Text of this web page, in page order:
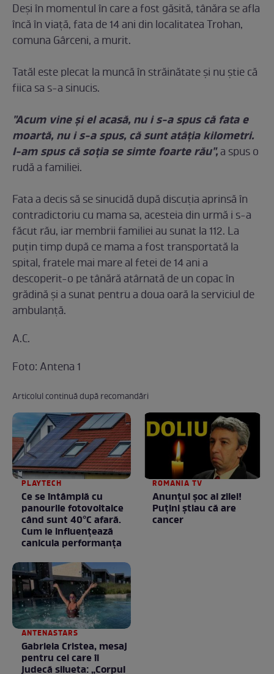
Deşi în momentul în care a fost găsită, tânăra se afla
încă în viaţă, fata de 14 ani din localitatea Trohan,
comuna Gârceni, a murit.
Tatăl este plecat la muncă în străinătate şi nu ştie că
fiica sa s-a sinucis.
"Acum vine şi el acasă, nu i s-a spus că fata e
moartă, nu i s-a spus, că sunt atâţia kilometri.
I-am spus că soţia se simte foarte rău",a spus o
rudă a familiei.
Fata a decis să se sinucidă după discuţia aprinsă în
contradictoriu cu mama sa, acesteia din urmă i s-a
făcut rău, iar membrii familiei au sunat la 112. La
puţin timp după ce mama a fost transportată la
spital, fratele mai mare al fetei de 14 ani a
descoperit-o pe tânără atârnată de un copac în
grădină şi a sunat pentru a doua oară la serviciul de
ambulanţă.
A.C.
Foto: Antena 1
Articolul continuă după recomandări
PLAYTECH
Ce se întâmplă cu
panourile fotovoltaice
când sunt 40°C afară.
Cum le influențează
canicula performanța
ROMANIA TV
Anunţul şoc al zilei!
Puţini ştiau că are
cancer
ANTENASTARS
Gabriela Cristea, mesaj
pentru cei care îi
judecă silueta: „Corpul